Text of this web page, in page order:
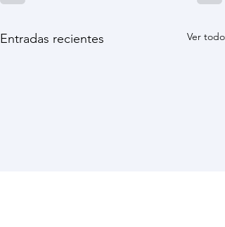
Entradas recientes Ver todo